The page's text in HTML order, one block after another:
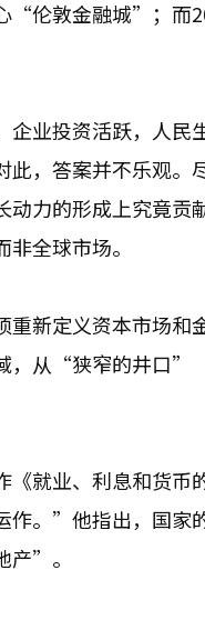
伦敦金融城”；而
业投资活跃，人
，答案并不乐观
力的形成上究竟
全球市场。
新定义资本市场
，从“狭窄的井口”
就业、利息和货币
作。”他指出，国家
产”。